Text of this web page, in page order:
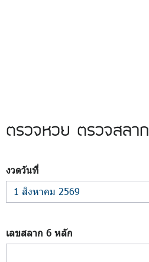
ตรวจหวย ตรวจสลาก
งวดวันที่
เลขสลาก 6 หลัก